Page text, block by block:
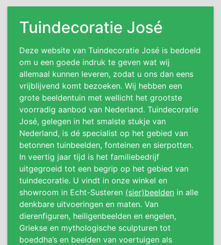
Tuindecoratie José
Deze website van Tuindecoratie José is bedoeld
om u een goede indruk te geven wat wij
allemaal kunnen leveren, zodat u ons dan eens
vrijblijvend komt bezoeken. Wij hebben een
grote beeldentuin met wellicht het grootste
voorradig aanbod van Nederland. Tuindecoratie
José, gelegen in het smalste stukje van
Nederland, is dé specialist op het gebied van
betonnen tuinbeelden, fonteinen en sierpotten.
In veertig jaar tijd is het familiebedrijf
uitgegroeid tot een begrip op het gebied van
tuindecoratie. U vindt in onze winkel en
showroom in Echt-Susteren (sier)beelden in alle
denkbare uitvoeringen en maten. Van
dierenfiguren, heiligenbeelden en engelen,
Griekse en mythologische sculpturen tot
boeddha’s en beelden van voertuigen als